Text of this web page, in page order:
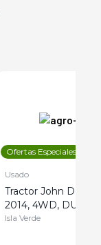
Ofertas Especiales
Usado
Tractor John Deere
2014, 4WD, DUAL
Isla Verde